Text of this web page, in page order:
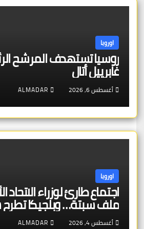
اوروبا
روسيا تستهدف المرشح
غابرييل أتال
أغسطس 6, 2026 ALMADAR
اوروبا
اجتماع طارئ لوزراء
ملف سبتة… وبلجيكا
أغسطس 4, 2026 ALMADAR